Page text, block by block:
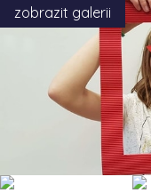
zobrazit galerii